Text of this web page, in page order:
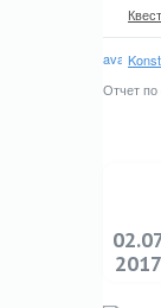
Квест
Отчет
2017